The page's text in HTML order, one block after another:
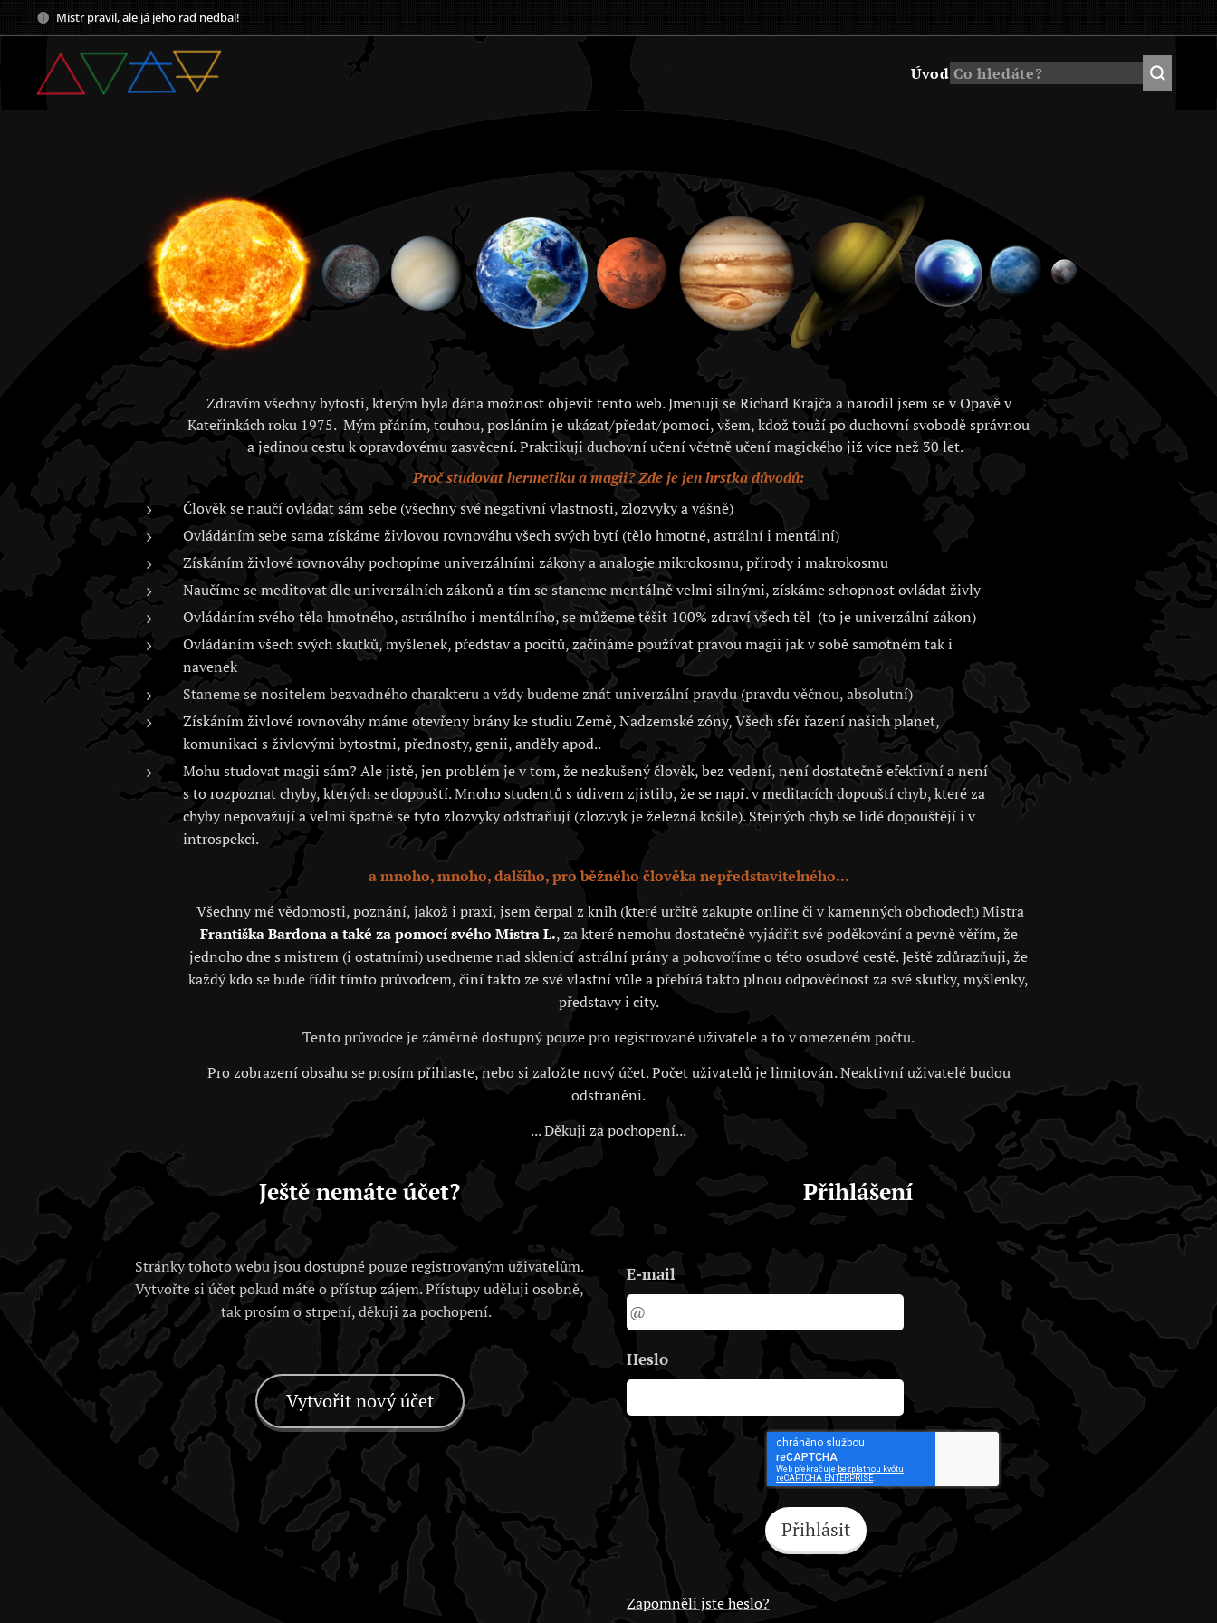
Mistr pravil, ale já jeho rad nedbal!
Úvod
Zdravím všechny bytosti, kterým byla dána možnost objevit tento web. Jmenuji se Richard Krajča a narodil jsem se v Opavě v
Kateřinkách roku 1975. Mým přáním, touhou, posláním je ukázat/předat/pomoci, všem, kdož touží po duchovní svobodě správnou
a jedinou cestu k opravdovému zasvěcení. Praktikuji duchovní učení včetně učení magického již více než 30 let.
Proč studovat hermetiku a magii? Zde je jen hrstka důvodů:
Člověk se naučí ovládat sám sebe (všechny své negativní vlastnosti, zlozvyky a vášně)
Ovládáním sebe sama získáme živlovou rovnováhu všech svých bytí (tělo hmotné, astrální i mentální)
Získáním živlové rovnováhy pochopíme univerzálními zákony a analogie mikrokosmu, přírody i makrokosmu
Naučíme se meditovat dle univerzálních zákonů a tím se staneme mentálně velmi silnými, získáme schopnost ovládat živly
Ovládáním svého těla hmotného, astrálního i mentálního, se můžeme těšit 100% zdraví všech těl (to je univerzální zákon)
Ovládáním všech svých skutků, myšlenek, představ a pocitů, začínáme používat pravou magii jak v sobě samotném tak i
navenek
Staneme se nositelem bezvadného charakteru a vždy budeme znát univerzální pravdu (pravdu věčnou, absolutní)
Získáním živlové rovnováhy máme otevřeny brány ke studiu Země, Nadzemské zóny, Všech sfér řazení našich planet,
komunikaci s živlovými bytostmi, přednosty, genii, anděly apod..
Mohu studovat magii sám? Ale jistě, jen problém je v tom, že nezkušený člověk, bez vedení, není dostatečně efektivní a není
s to rozpoznat chyby, kterých se dopouští. Mnoho studentů s údivem zjistilo, že se např. v meditacích dopouští chyb, které za
chyby nepovažují a velmi špatně se tyto zlozvyky odstraňují (zlozvyk je železná košile). Stejných chyb se lidé dopouštějí i v
introspekci.
a mnoho, mnoho, dalšího, pro běžného člověka nepředstavitelného...
Všechny mé vědomosti, poznání, jakož i praxi, jsem čerpal z knih (které určitě zakupte online či v kamenných obchodech) Mistra
Františka Bardona a také za pomocí svého Mistra L., za které nemohu dostatečně vyjádřit své poděkování a pevně věřím, že
jednoho dne s mistrem (i ostatními) usedneme nad sklenicí astrální prány a pohovoříme o této osudové cestě. Ještě zdůrazňuji, že
každý kdo se bude řídit tímto průvodcem, činí takto ze své vlastní vůle a přebírá takto plnou odpovědnost za své skutky, myšlenky,
představy i city.
Tento průvodce je záměrně dostupný pouze pro registrované uživatele a to v omezeném počtu.
Pro zobrazení obsahu se prosím přihlaste, nebo si založte nový účet. Počet uživatelů je limitován. Neaktivní uživatelé budou
odstraněni.
... Děkuji za pochopení...
Ještě nemáte účet?
Stránky tohoto webu jsou dostupné pouze registrovaným uživatelům.
Vytvořte si účet pokud máte o přístup zájem. Přístupy uděluji osobně,
tak prosím o strpení, děkuji za pochopení.
Vytvořit nový účet
Přihlášení
E-mail
Heslo
Přihlásit
Zapomněli jste heslo?